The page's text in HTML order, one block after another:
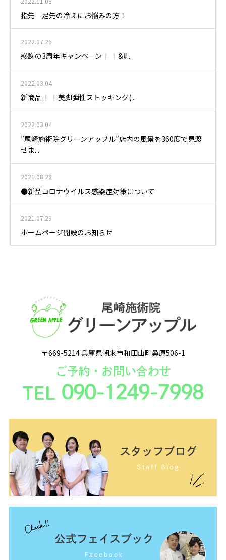
指先 足先の冷えにお悩みの方！
2022.07.26
感謝の3周年キャンペーン &#...
2022.03.04
新商品 美脚弾性ストッキング(...
2022.03.04
”尾崎施術院グリーンアップル”店内の風景を360度で見渡
せま...
2021.08.28
●新型コロナウイルス感染症対策について
2021.07.29
ホームページ開設のお知らせ
〒669-5214 兵庫県朝来市和田山町桑原506-1